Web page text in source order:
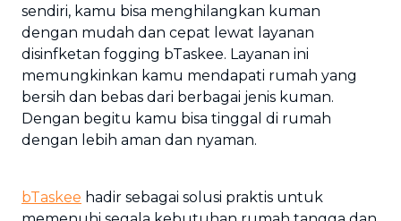
sendiri, kamu bisa menghilangkan kuman
dengan mudah dan cepat lewat layanan
disinfketan fogging bTaskee. Layanan ini
memungkinkan kamu mendapati rumah yang
bersih dan bebas dari berbagai jenis kuman.
Dengan begitu kamu bisa tinggal di rumah
dengan lebih aman dan nyaman.
bTaskee hadir sebagai solusi praktis untuk